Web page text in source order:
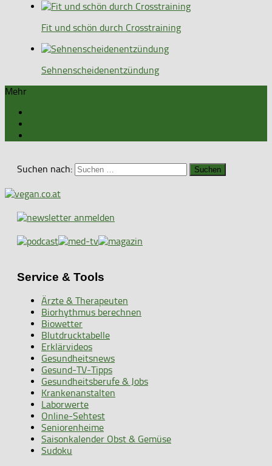
Fit und schön durch Crosstraining
Sehnenscheidenentzündung
Mehr
Suchen nach:
Service & Tools
Ärzte & Therapeuten
Biorhythmus berechnen
Biowetter
Blutdrucktabelle
Erklärvideos
Gesundheitsnews
Gesund-TV-Tipps
Gesundheitsberufe & Jobs
Krankenanstalten
Laborwerte
Online-Sehtest
Seniorenheime
Saisonkalender Obst & Gemüse
Sudoku